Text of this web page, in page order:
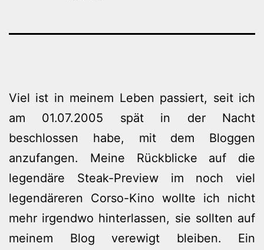
Viel ist in meinem Leben passiert, seit ich
am 01.07.2005 spät in der Nacht
beschlossen habe, mit dem Bloggen
anzufangen. Meine Rückblicke auf die
legendäre Steak-Preview im noch viel
legendäreren Corso-Kino wollte ich nicht
mehr irgendwo hinterlassen, sie sollten auf
meinem Blog verewigt bleiben. Ein